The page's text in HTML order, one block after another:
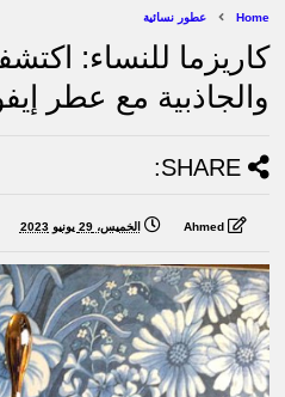
Home عطور نسائية
كاريزما للنساء:
والجاذبية مع عطر
SHARE:
Ahmed الخميس، 29 يونيو 2023